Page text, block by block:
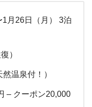
月26日（月） 3泊
）
温泉付！）
– クーポン20,000